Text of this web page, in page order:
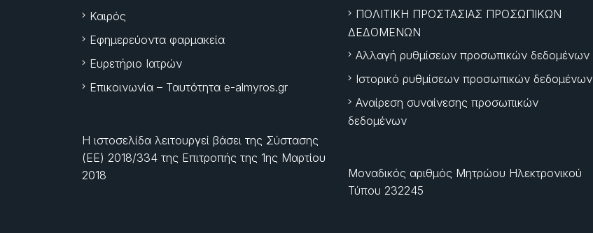
Καιρός
Εφημερεύοντα φαρμακεία
Ευρετήριο Ιατρών
Επικοινωνία – Ταυτότητα e-almyros.gr
Η ιστοσελίδα λειτουργεί βάσει της Σύστασης
(ΕΕ) 2018/334 της Επιτροπής της 1ης Μαρτίου
2018
ΠΟΛΙΤΙΚΗ ΠΡΟΣΤΑΣΙΑΣ ΠΡΟΣΩΠΙΚΩΝ
ΔΕΔΟΜΕΝΩΝ
Αλλαγή ρυθμίσεων προσωπικών δεδομένων
Ιστορικό ρυθμίσεων προσωπικών δεδομένων
Αναίρεση συναίνεσης προσωπικών
δεδομένων
Μοναδικός αριθμός Μητρώου Ηλεκτρονικού
Τύπου 232245